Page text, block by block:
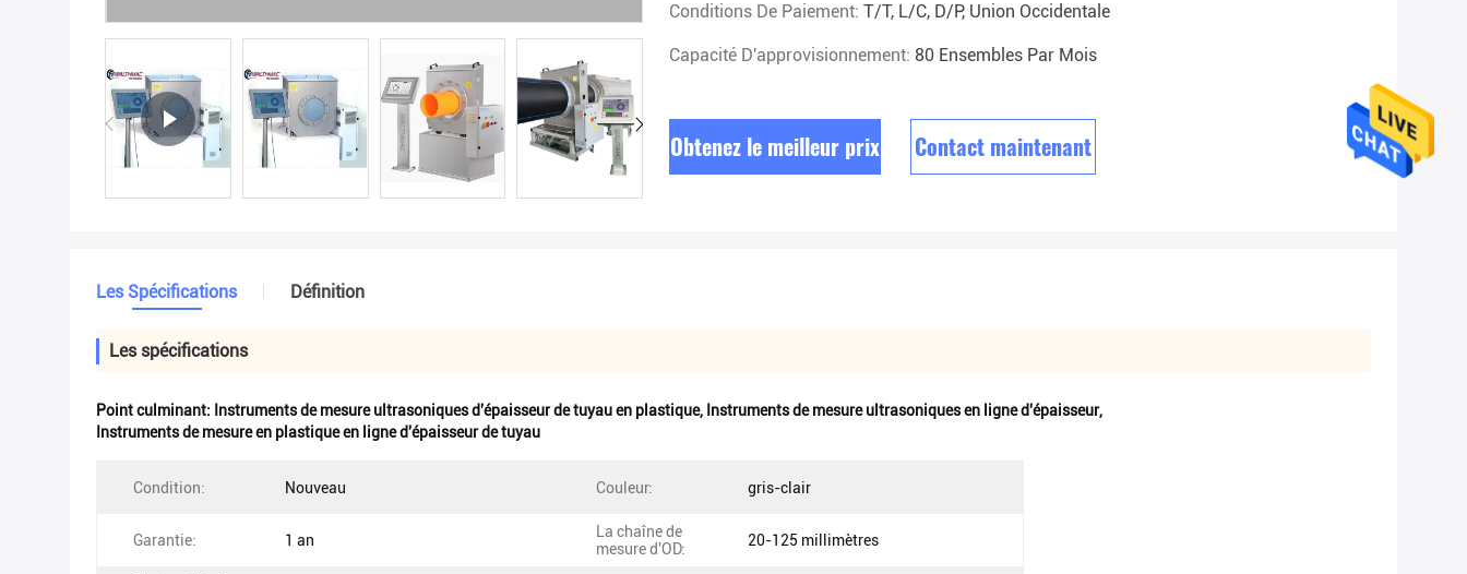
Conditions De Paiement: T/T, L/C, D/P, Union Occidentale
Capacité D'approvisionnement: 80 Ensembles Par Mois
Obtenez le meilleur prix Contact maintenant
Les Spécifications Définition
Les spécifications
Point culminant: Instruments de mesure ultrasoniques d'épaisseur de tuyau en plastique, Instruments de mesure ultrasoniques en ligne d'épaisseur,
Instruments de mesure en plastique en ligne d'épaisseur de tuyau
Condition: Nouveau Couleur: gris-clair
Garantie: 1 an
La chaîne de
mesure d'OD:
20-125 millimètres